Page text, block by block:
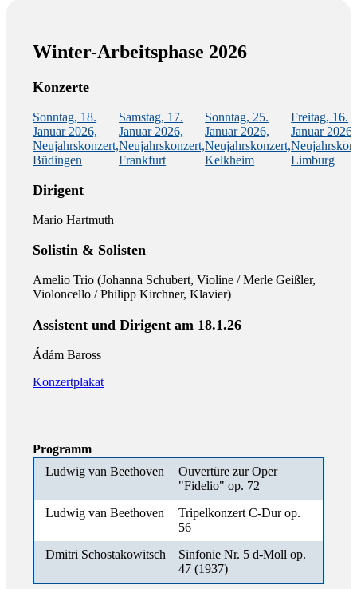
Winter-Arbeitsphase 2026
Konzerte
Sonntag, 18.
Januar 2026,
Neujahrskonzert,
Büdingen
Samstag, 17.
Januar 2026,
Neujahrskonzert,
Frankfurt
Sonntag, 25.
Januar 2026,
Neujahrskonzert,
Kelkheim
Freitag, 16.
Januar 2026,
Limburg
Dirigent
Mario Hartmuth
Solistin & Solisten
Amelio Trio (Johanna Schubert, Violine / Merle Geißler,
Violoncello / Philipp Kirchner, Klavier)
Assistent und Dirigent am 18.1.26
Ádám Baross
Konzertplakat
Programm
Ludwig van Beethoven
Ouvertüre zur Oper
"Fidelio" op. 72
Ludwig van Beethoven
Tripelkonzert C-Dur op.
56
Dmitri Schostakowitsch
Sinfonie Nr. 5 d-Moll op.
47 (1937)